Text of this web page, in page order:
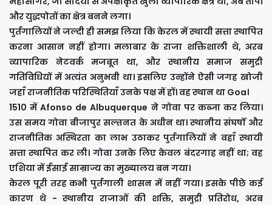
और युद्धपोतों का क्षेत्र बनने लगा।
पुर्तगालियों ने जल्दी ही समझ लिया कि केरल में स्थायी सत्ता स्थापित
करना आसान नहीं होगा। मलाबार के राजा शक्तिशाली थे, अरब
व्यापारिक नेटवर्क मजबूत था, और स्थानीय समाज समुद्री
गतिविधियों में अत्यंत अनुभवी था। इसलिए उन्होंने ऐसी जगह खोजी
जहाँ राजनीतिक परिस्थितियाँ उनके पक्ष में हों। वह स्थान था Goa।
1510 में Afonso de Albuquerque ने गोवा पर कब्जा कर लिया।
उस समय गोवा बीजापुर सल्तनत के अधीन था। स्थानीय संघर्षों और
राजनीतिक अस्थिरता का लाभ उठाकर पुर्तगालियों ने वहाँ स्थायी
सत्ता स्थापित कर ली। गोवा उनके लिए केवल बंदरगाह नहीं था; वह
एशिया में ईसाई साम्राज्य का मुख्यालय बन गया।
केरल पूरी तरह कभी पुर्तगाली शासन में नहीं गया। इसके पीछे कई
कारण थे - स्थानीय राजाओं की शक्ति, समुद्री प्रतिरोध, अरब